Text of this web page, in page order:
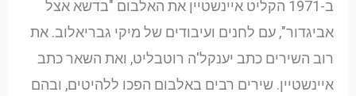
ב-1971 הקליט איינשטיין את האלבום "בדשא אצל
אביגדור", עם לחנים ועיבודים של מיקי גבריאלוב. את
רוב השירים כתב יענקל'ה רוטבליט, ואת השאר כתב
איינשטיין. שירים רבים באלבום הפכו ללהיטים, ובהם